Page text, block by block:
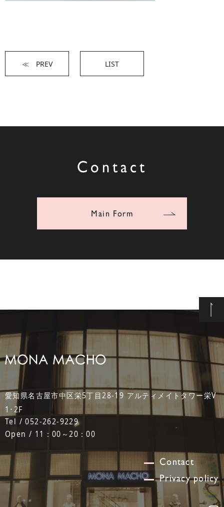
≪ PREV LIST
Contact
Main Form
愛知県名古屋市中区栄5丁目28-19 アルティメイトタワー栄V
1･2F
Tel / 052-262-9229
Open / 11：00～20：00
Contact
Privacy policy